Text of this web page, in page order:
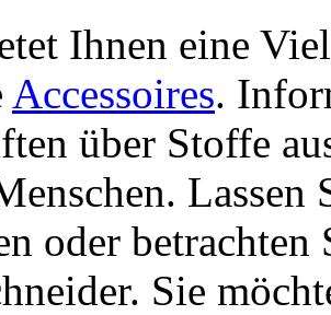
Ihnen eine
Accessoires.
über Stoffe
oder betrachten
Sie